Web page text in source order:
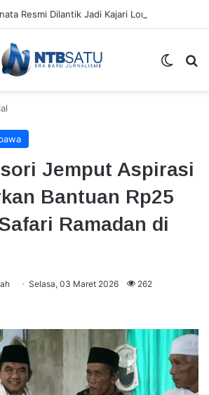
Jemput Aspirasi
Bantuan Rp25
Ramadan di
Selasa, 03 Maret 2026 262